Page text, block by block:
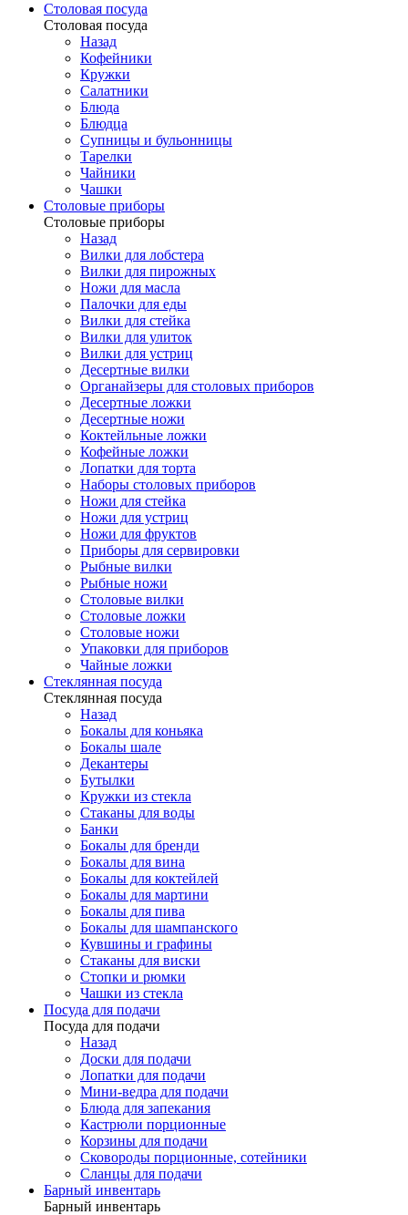
Столовая посуда
Столовая посуда
Назад
Кофейники
Кружки
Салатники
Блюда
Блюдца
Супницы и бульонницы
Тарелки
Чайники
Чашки
Cтоловые приборы
Cтоловые приборы
Назад
Вилки для лобстера
Вилки для пирожных
Ножи для масла
Палочки для еды
Вилки для стейка
Вилки для улиток
Вилки для устриц
Десертные вилки
Органайзеры для столовых приборов
Десертные ложки
Десертные ножи
Коктейльные ложки
Кофейные ложки
Лопатки для торта
Наборы столовых приборов
Ножи для стейка
Ножи для устриц
Ножи для фруктов
Приборы для сервировки
Рыбные вилки
Рыбные ножи
Столовые вилки
Столовые ложки
Столовые ножи
Упаковки для приборов
Чайные ложки
Стеклянная посуда
Стеклянная посуда
Назад
Бокалы для коньяка
Бокалы шале
Декантеры
Бутылки
Кружки из стекла
Стаканы для воды
Банки
Бокалы для бренди
Бокалы для вина
Бокалы для коктейлей
Бокалы для мартини
Бокалы для пива
Бокалы для шампанского
Кувшины и графины
Стаканы для виски
Стопки и рюмки
Чашки из стекла
Посуда для подачи
Посуда для подачи
Назад
Доски для подачи
Лопатки для подачи
Мини-ведра для подачи
Блюда для запекания
Кастрюли порционные
Корзины для подачи
Сковороды порционные, сотейники
Сланцы для подачи
Барный инвентарь
Барный инвентарь